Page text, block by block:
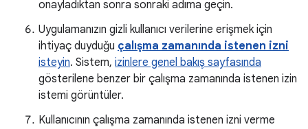
onayladıktan sonra sonraki adıma geçin.
Uygulamanızın gizli kullanıcı verilerine erişmek için
ihtiyaç duyduğu çalışma zamanında istenen izni
isteyin. Sistem, izinlere genel bakış sayfasında
gösterilene benzer bir çalışma zamanında istenen izin
istemi görüntüler.
Kullanıcının çalışma zamanında istenen izni verme